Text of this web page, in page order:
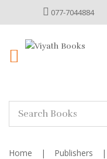
077-7044884
Home | Publishers |